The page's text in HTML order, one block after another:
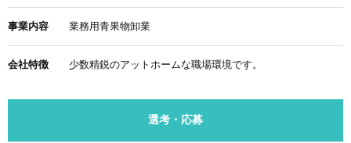
事業内容 業務用青果物卸業
会社特徴 少数精鋭のアットホームな職場環境です。
選考・応募